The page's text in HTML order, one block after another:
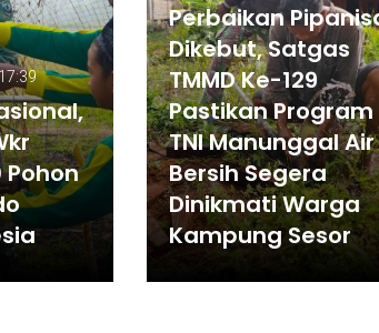
Pohon
Perbaikan
Dikebut, Satgas
TMMD Ke-129
Pastikan Program
TNI Manunggal Air
Bersih Segera
Dinikmati Warga
Kampung Sesor